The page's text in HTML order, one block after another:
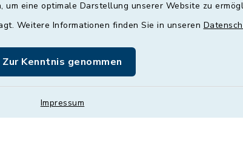
eine optimale Darstellung unserer Website zu
Weitere Informationen finden Sie in unseren
Zur Kenntnis genommen
Impressum
09:00 - 12:00 und 13:00 -
Freitag
09:00 - 12:00 Uhr